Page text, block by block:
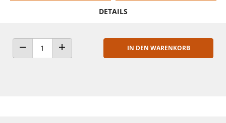
DETAILS
ANZAHL VERRINGERNANZAHL ERHÖHEN
IN DEN WARENKORB